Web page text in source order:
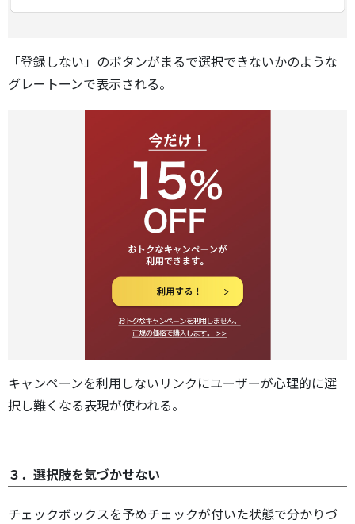
「登録しない」のボタンがまるで選択できないかのような
グレートーンで表示される。
キャンペーンを利用しないリンクにユーザーが心理的に選
択し難くなる表現が使われる。
３．選択肢を気づかせない
チェックボックスを予めチェックが付いた状態で分かりづ